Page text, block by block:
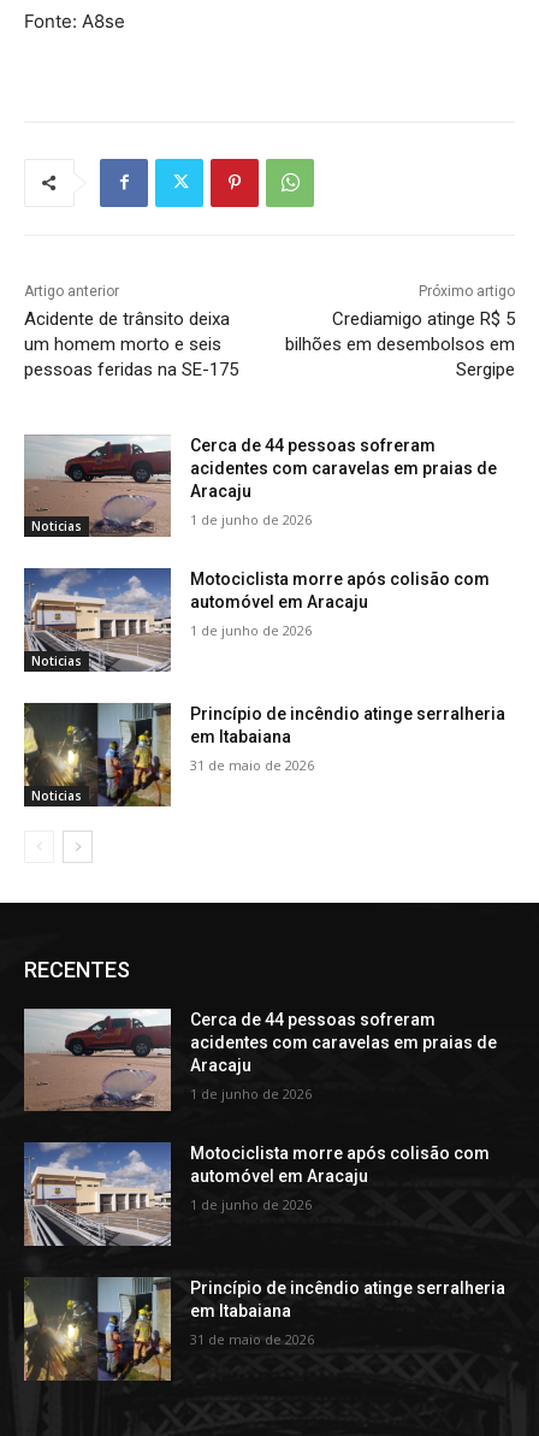
Fonte: A8se
Artigo anterior
Acidente de trânsito deixa
um homem morto e seis
pessoas feridas na SE-175
Próximo artigo
Crediamigo atinge R$ 5
bilhões em desembolsos em
Sergipe
Noticias
Cerca de 44 pessoas sofreram
acidentes com caravelas em praias de
Aracaju
1 de junho de 2026
Noticias
Motociclista morre após colisão com
automóvel em Aracaju
1 de junho de 2026
Noticias
Princípio de incêndio atinge serralheria
em Itabaiana
31 de maio de 2026
RECENTES
Cerca de 44 pessoas sofreram
acidentes com caravelas em praias de
Aracaju
1 de junho de 2026
Motociclista morre após colisão com
automóvel em Aracaju
1 de junho de 2026
Princípio de incêndio atinge serralheria
em Itabaiana
31 de maio de 2026